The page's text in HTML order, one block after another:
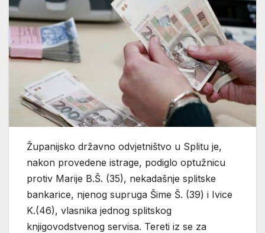
Županijsko državno odvjetništvo u Splitu je,
nakon provedene istrage, podiglo optužnicu
protiv Marije B.Š. (35), nekadašnje splitske
bankarice, njenog supruga Šime Š. (39) i Ivice
K.(46), vlasnika jednog splitskog
knjigovodstvenog servisa. Tereti iz se za